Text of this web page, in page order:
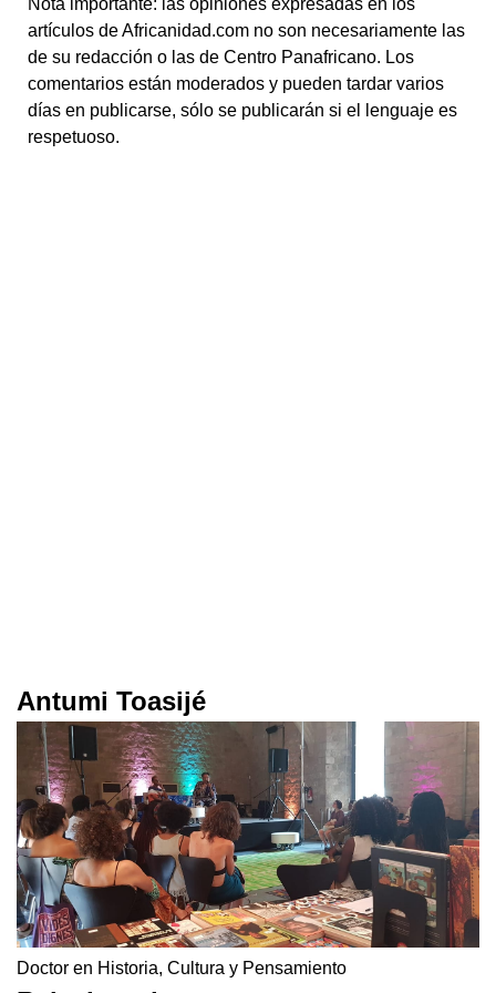
Nota importante: las opiniones expresadas en los
artículos de Africanidad.com no son necesariamente las
de su redacción o las de Centro Panafricano. Los
comentarios están moderados y pueden tardar varios
días en publicarse, sólo se publicarán si el lenguaje es
respetuoso.
Antumi Toasijé
Doctor en Historia, Cultura y Pensamiento